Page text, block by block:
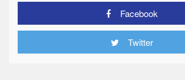
Facebook
Twitter